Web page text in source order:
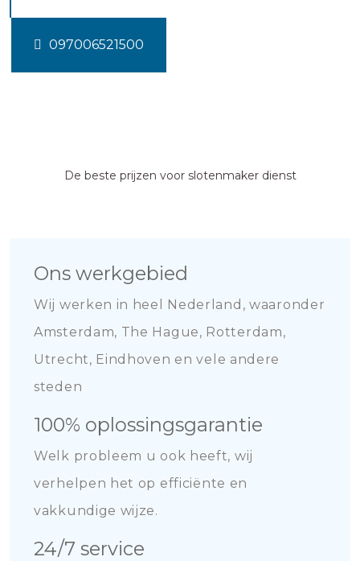
097006521500
De beste prijzen voor slotenmaker dienst
Ons werkgebied
Wij werken in heel Nederland, waaronder
Amsterdam, The Hague, Rotterdam,
Utrecht, Eindhoven en vele andere
steden
100% oplossingsgarantie
Welk probleem u ook heeft, wij
verhelpen het op efficiënte en
vakkundige wijze.
24/7 service